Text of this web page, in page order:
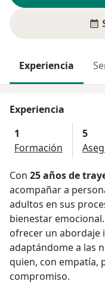
Experiencia
Experiencia
1
Formación
5
Con 25 años de
acompañar a
adultos en sus
bienestar
ofrecer un abordaje
adaptándome a las
quien, con empatía,
compromiso.